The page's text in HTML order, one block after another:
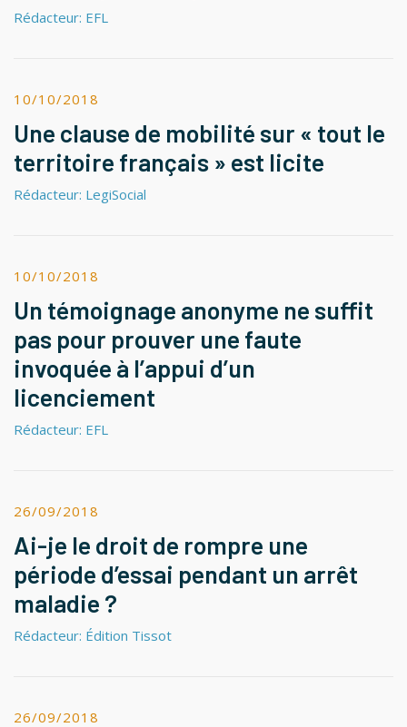
Rédacteur: EFL
10/10/2018
Une clause de mobilité sur « tout le
territoire français » est licite
Rédacteur: LegiSocial
10/10/2018
Un témoignage anonyme ne suffit
pas pour prouver une faute
invoquée à l’appui d’un
licenciement
Rédacteur: EFL
26/09/2018
Ai-je le droit de rompre une
période d’essai pendant un arrêt
maladie ?
Rédacteur: Édition Tissot
26/09/2018